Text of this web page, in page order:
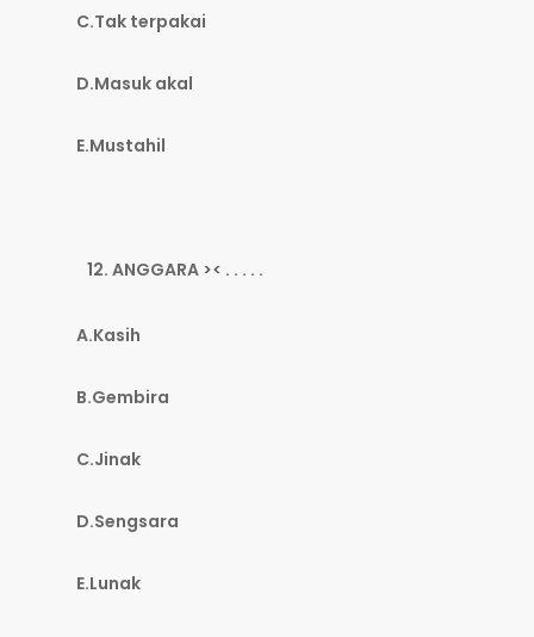
C.Tak terpakai
D.Masuk akal
E.Mustahil
ANGGARA >< . . . . .
A.Kasih
B.Gembira
C.Jinak
D.Sengsara
E.Lunak